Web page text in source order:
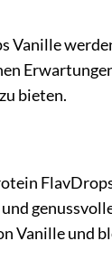
Vanille
bieten.
Vanille und